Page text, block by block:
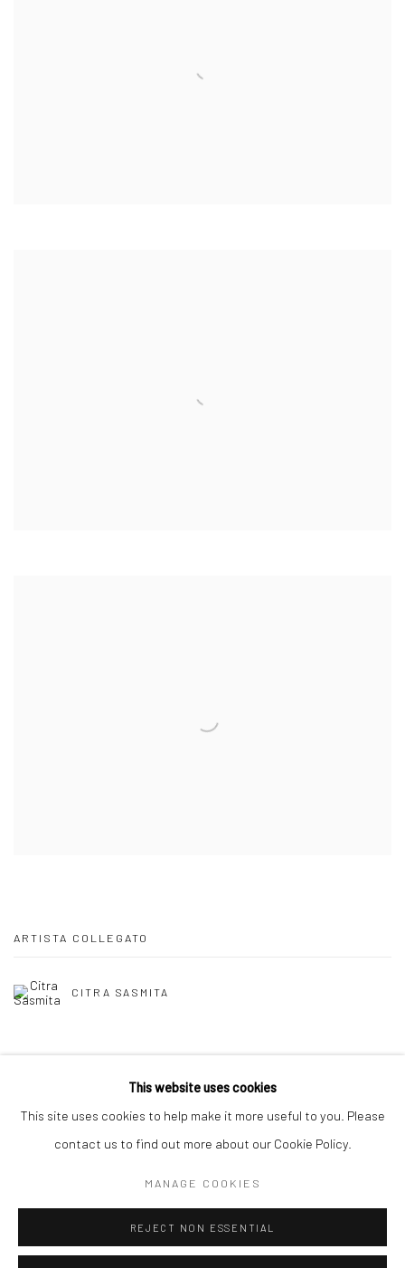
ARTISTA COLLEGATO
CITRA SASMITA
This website uses cookies
This site uses cookies to help make it more useful to you. Please
contact us to find out more about our Cookie Policy.
MANAGE COOKIES
REJECT NON ESSENTIAL